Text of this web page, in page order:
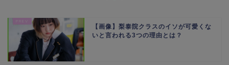
【画像】梨泰院クラスのイソが可愛くな
いと言われる3つの理由とは？